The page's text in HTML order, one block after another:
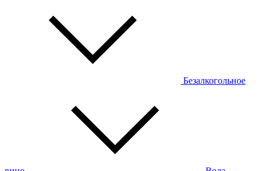
Безалкогольное